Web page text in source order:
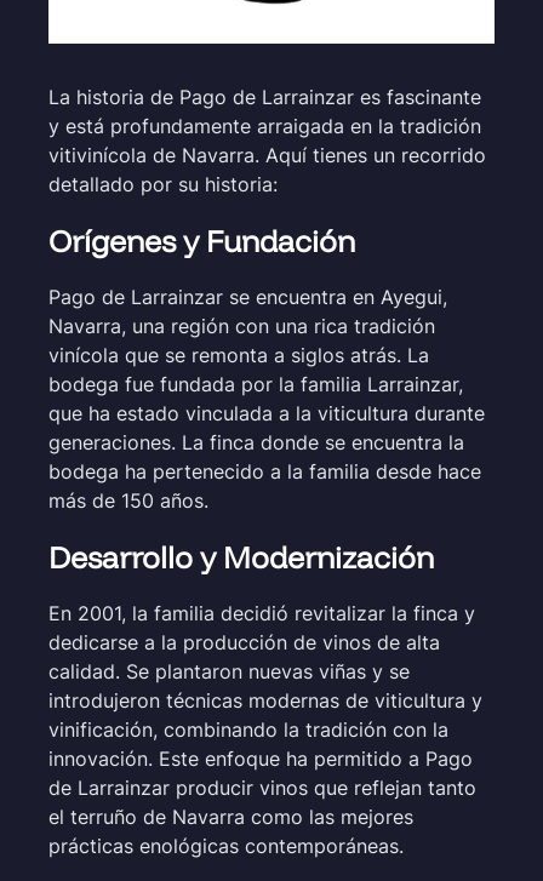
La historia de Pago de Larrainzar es fascinante
y está profundamente arraigada en la tradición
vitivinícola de Navarra. Aquí tienes un recorrido
detallado por su historia:
Orígenes y Fundación
Pago de Larrainzar se encuentra en Ayegui,
Navarra, una región con una rica tradición
vinícola que se remonta a siglos atrás. La
bodega fue fundada por la familia Larrainzar,
que ha estado vinculada a la viticultura durante
generaciones. La finca donde se encuentra la
bodega ha pertenecido a la familia desde hace
más de 150 años.
Desarrollo y Modernización
En 2001, la familia decidió revitalizar la finca y
dedicarse a la producción de vinos de alta
calidad. Se plantaron nuevas viñas y se
introdujeron técnicas modernas de viticultura y
vinificación, combinando la tradición con la
innovación. Este enfoque ha permitido a Pago
de Larrainzar producir vinos que reflejan tanto
el terruño de Navarra como las mejores
prácticas enológicas contemporáneas.